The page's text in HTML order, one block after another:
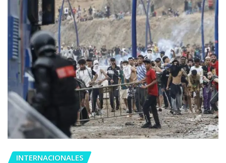
INTERNACIONALES